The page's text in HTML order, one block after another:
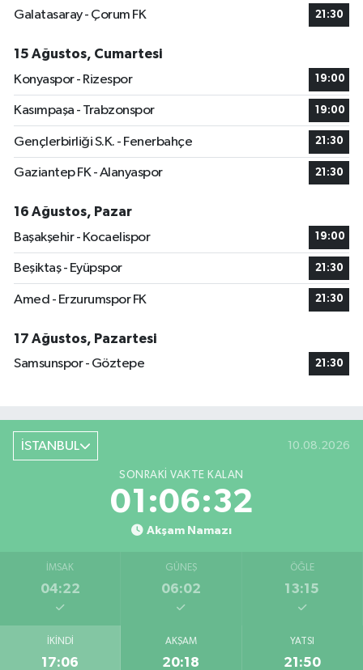
Galatasaray - Çorum FK 21:30
15 Ağustos, Cumartesi
Konyaspor - Rizespor
19:00
Kasımpaşa - Trabzonspor 19:00
Gençlerbirliği S.K. - Fenerbahçe 21:30
Gaziantep FK - Alanyaspor 21:30
16 Ağustos, Pazar
Başakşehir - Kocaelispor
19:00
Beşiktaş - Eyüpspor 21:30
Amed - Erzurumspor FK 21:30
17 Ağustos, Pazartesi
Samsunspor - Göztepe
21:30
İSTANBUL 10.08.2026
SONRAKI VAKTE KALAN
01:06:31
Akşam Namazı
İMSAK
04:22
GÜNEŞ
06:02
ÖĞLE
13:15
İKINDI
17:06
AKŞAM
20:18
YATSI
21:50